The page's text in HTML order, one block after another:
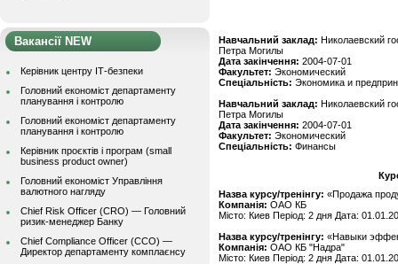
Вакансії NEW
Керівник центру ІТ-безпеки
Головний економіст департаменту
планування і контролю
Головний економіст департаменту
планування і контролю
Керівник проєктів і програм (small
business product owner)
Головний економіст Управління
валютного нагляду
Chief Risk Officer (CRO) — Головний
ризик-менеджер Банку
Chief Compliance Officer (CCO) —
Директор департаменту комплаєнсу
Навчальний заклад: Николаевский
Петра Могилы
Дата закінчення: 2004-07-01
Факультет: Экономический
Спеціальність: Экономика и
Навчальний заклад: Николаевский
Петра Могилы
Дата закінчення: 2004-07-01
Факультет: Экономический
Спеціальність: Финансы
Назва курсу/тренінгу: «Продажа
Компанія: ОАО КБ
Місто: Киев Період: 2 дня Дата:
Назва курсу/тренінгу: «Навыки
Компанія: ОАО КБ "Надра"
Місто: Киев Період: 2 дня Дата: